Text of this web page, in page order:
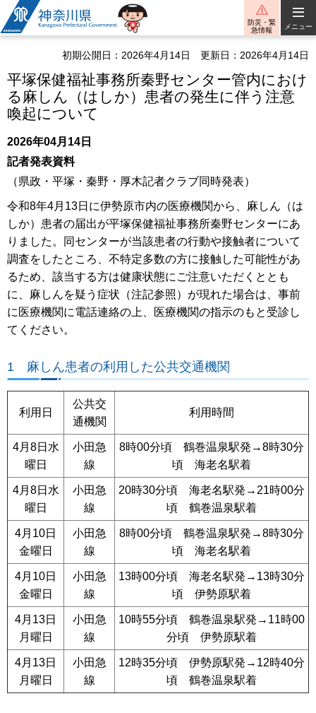
神奈川県
防災・緊
急情報
メニュー
初期公開日：2026年4月14日 更新日：2026年4月14日
平塚保健福祉事務所秦野センター管内におけ
る麻しん（はしか）患者の発生に伴う注意
喚起について
2026年04月14日
記者発表資料
（県政・平塚・秦野・厚木記者クラブ同時発表）
令和8年4月13日に伊勢原市内の医療機関から、麻しん（は
しか）患者の届出が平塚保健福祉事務所秦野センターにあ
りました。同センターが当該患者の行動や接触者について
調査をしたところ、不特定多数の方に接触した可能性があ
るため、該当する方は健康状態にご注意いただくととも
に、麻しんを疑う症状（注記参照）が現れた場合は、事前
に医療機関に電話連絡の上、医療機関の指示のもと受診し
てください。
1 麻しん患者の利用した公共交通機関
利用日
公共交
通機関
利用時間
4月8日水
曜日
小田急
線
8時00分頃 鶴巻温泉駅発→8時30分
頃 海老名駅着
4月8日水
曜日
小田急
線
20時30分頃 海老名駅発→21時00分
頃 鶴巻温泉駅着
4月10日
金曜日
小田急
線
8時00分頃 鶴巻温泉駅発→8時30分
頃 海老名駅着
4月10日
金曜日
小田急
線
13時00分頃 海老名駅発→13時30分
頃 伊勢原駅着
4月13日
月曜日
小田急
線
10時55分頃 鶴巻温泉駅発→11時00
分頃 伊勢原駅着
4月13日
月曜日
小田急
線
12時35分頃 伊勢原駅発→12時40分
頃 鶴巻温泉駅着